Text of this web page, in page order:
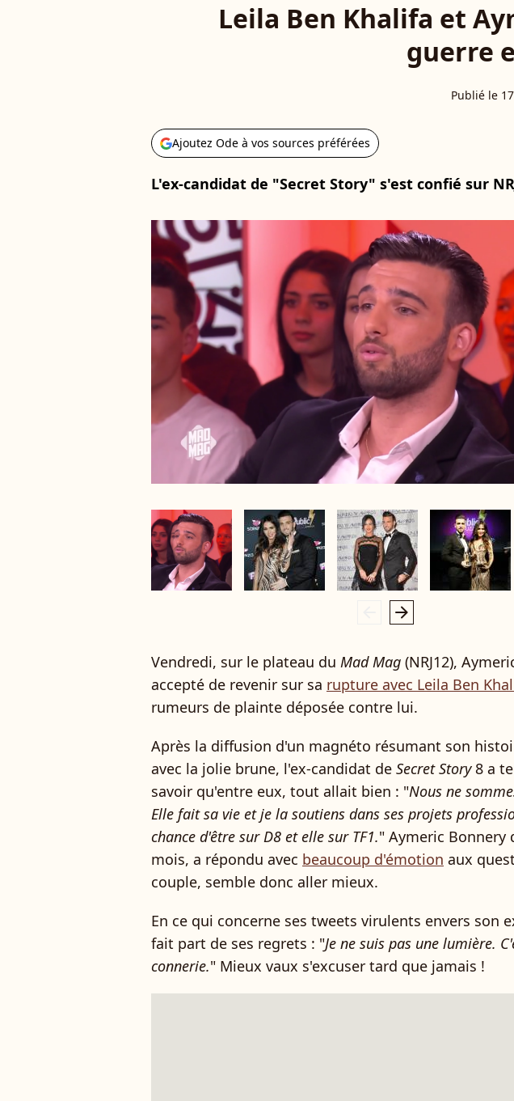
Leila Ben Khalifa et
guerre
Publié le
Ajoutez Ode à vos sources préférées
L'ex-candidat de "Secret Story" s'est confié sur
arrow_right
Vendredi, sur le plateau du Mad Mag (NRJ12),
accepté de revenir sur sa rupture avec Leila Ben
rumeurs de plainte déposée contre lui.
Après la diffusion d'un magnéto résumant son
avec la jolie brune, l'ex-candidat de Secret Story 8 a
savoir qu'entre eux, tout allait bien : "Nous ne
Elle fait sa vie et je la soutiens dans ses projets
chance d'être sur D8 et elle sur TF1." Aymeric Bonnery
mois, a répondu avec beaucoup d'émotion aux
couple, semble donc aller mieux.
En ce qui concerne ses tweets virulents envers son
fait part de ses regrets : "Je ne suis pas une lumière.
connerie." Mieux vaux s'excuser tard que jamais !